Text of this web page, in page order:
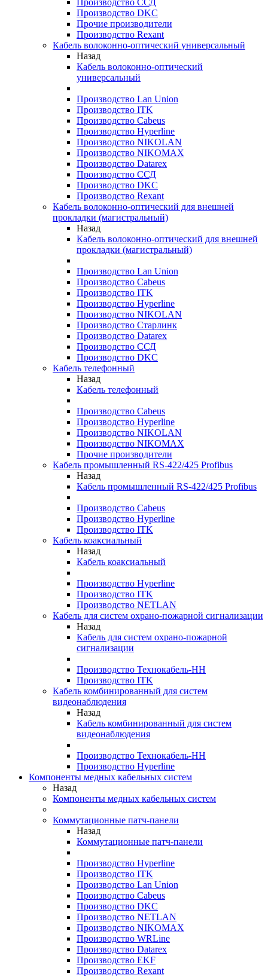
Производство ССД
Производство DKC
Прочие производители
Производство Rexant
Кабель волоконно-оптический универсальный
Назад
Кабель волоконно-оптический
универсальный
Производство Lan Union
Производство ITK
Производство Cabeus
Производство Hyperline
Производство NIKOLAN
Производство NIKOMAX
Производство Datarex
Производство ССД
Производство DKC
Производство Rexant
Кабель волоконно-оптический для внешней
прокладки (магистральный)
Назад
Кабель волоконно-оптический для внешней
прокладки (магистральный)
Производство Lan Union
Производство Cabeus
Производство ITK
Производство Hyperline
Производство NIKOLAN
Производство Старлинк
Производство Datarex
Производство ССД
Производство DKC
Кабель телефонный
Назад
Кабель телефонный
Производство Cabeus
Производство Hyperline
Производство NIKOLAN
Производство NIKOMAX
Прочие производители
Кабель промышленный RS-422/425 Profibus
Назад
Кабель промышленный RS-422/425 Profibus
Производство Cabeus
Производство Hyperline
Производство ITK
Кабель коаксиальный
Назад
Кабель коаксиальный
Производство Hyperline
Производство ITK
Производство NETLAN
Кабель для систем охрано-пожарной сигнализации
Назад
Кабель для систем охрано-пожарной
сигнализации
Производство Технокабель-НН
Производство ITK
Кабель комбинированный для систем
видеонаблюдения
Назад
Кабель комбинированный для систем
видеонаблюдения
Производство Технокабель-НН
Производство Hyperline
Компоненты медных кабельных систем
Назад
Компоненты медных кабельных систем
Коммутационные патч-панели
Назад
Коммутационные патч-панели
Производство Hyperline
Производство ITK
Производство Lan Union
Производство Cabeus
Производство DKC
Производство NETLAN
Производство NIKOMAX
Производство WRLine
Производство Datarex
Производство EKF
Производство Rexant